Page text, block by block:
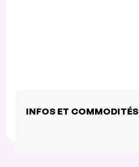
INFOS ET COMMODITÉS